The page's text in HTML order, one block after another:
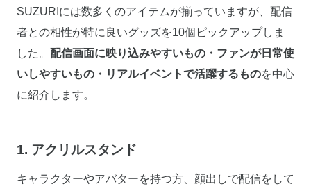
SUZURIには数多くのアイテムが揃っていますが、配信
者との相性が特に良いグッズを10個ピックアップしま
した。 配信画面に映り込みやすいもの・ファンが日常使
いしやすいもの・リアルイベントで活躍するものを中心
に紹介します。
1. アクリルスタンド
キャラクターやアバターを持つ方、顔出しで配信をして